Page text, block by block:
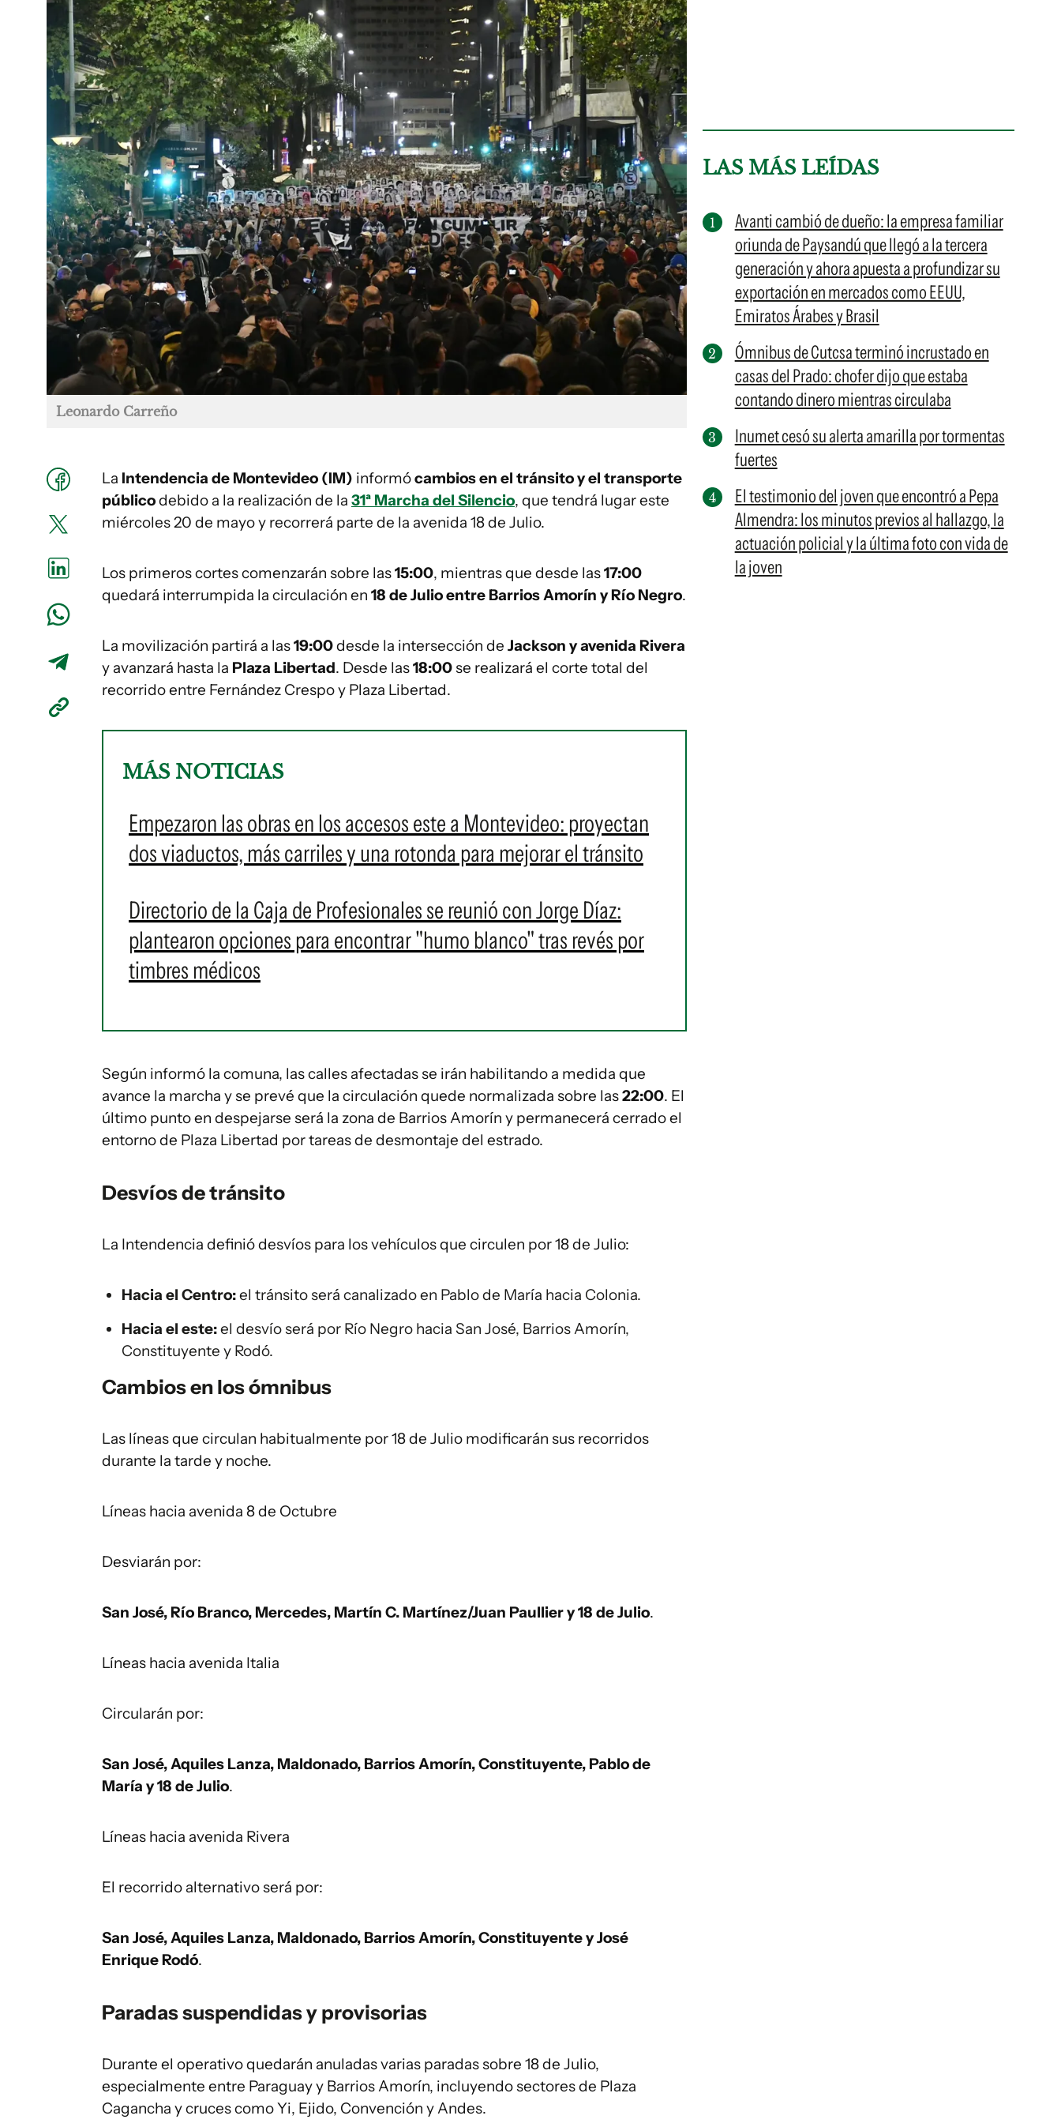
Leonardo Carreño
La Intendencia de Montevideo (IM) informócambios en el tránsito y el transporte
públicodebido a la realización de la 31ª Marcha del Silencio, que tendrá lugar este
miércoles 20 de mayo y recorrerá parte de la avenida 18 de Julio.
Los primeros cortes comenzarán sobre las15:00, mientras que desde las17:00
quedará interrumpida la circulación en 18 de Julio entre Barrios Amorín y Río Negro.
La movilización partirá a las19:00desde la intersección de Jackson y avenida Rivera
y avanzará hasta la Plaza Libertad. Desde las18:00se realizará el corte total del
recorrido entre Fernández Crespo y Plaza Libertad.
MÁS NOTICIAS
Empezaron las obras en los accesos este a Montevideo: proyectan
dos viaductos, más carriles y una rotonda para mejorar el tránsito
Directorio de la Caja de Profesionales se reunió con Jorge Díaz:
plantearon opciones para encontrar "humo blanco" tras revés por
timbres médicos
Según informó la comuna, las calles afectadas se irán habilitando a medida que
avance la marcha y se prevé que la circulación quede normalizada sobre las22:00. El
último punto en despejarse será la zona de Barrios Amorín y permanecerá cerrado el
entorno de Plaza Libertad por tareas de desmontaje del estrado.
Desvíos de tránsito
La Intendencia definió desvíos para los vehículos que circulen por 18 de Julio:
Hacia el Centro:el tránsito será canalizado en Pablo de María hacia Colonia.
Hacia el este:el desvío será por Río Negro hacia San José, Barrios Amorín,
Constituyente y Rodó.
Cambios en los ómnibus
Las líneas que circulan habitualmente por 18 de Julio modificarán sus recorridos
durante la tarde y noche.
Líneas hacia avenida 8 de Octubre
Desviarán por:
San José, Río Branco, Mercedes, Martín C. Martínez/Juan Paullier y 18 de Julio.
Líneas hacia avenida Italia
Circularán por:
San José, Aquiles Lanza, Maldonado, Barrios Amorín, Constituyente, Pablo de
María y 18 de Julio.
Líneas hacia avenida Rivera
El recorrido alternativo será por:
San José, Aquiles Lanza, Maldonado, Barrios Amorín, Constituyente y José
Enrique Rodó.
Paradas suspendidas y provisorias
Durante el operativo quedarán anuladas varias paradas sobre 18 de Julio,
especialmente entre Paraguay y Barrios Amorín, incluyendo sectores de Plaza
Cagancha y cruces como Yi, Ejido, Convención y Andes.
LAS MÁS LEÍDAS
Avanti cambió de dueño: la empresa familiar
oriunda de Paysandú que llegó a la tercera
generación y ahora apuesta a profundizar su
exportación en mercados como EEUU,
Emiratos Árabes y Brasil
Ómnibus de Cutcsa terminó incrustado en
casas del Prado: chofer dijo que estaba
contando dinero mientras circulaba
Inumet cesó su alerta amarilla por tormentas
fuertes
El testimonio del joven que encontró a Pepa
Almendra: los minutos previos al hallazgo, la
actuación policial y la última foto con vida de
la joven